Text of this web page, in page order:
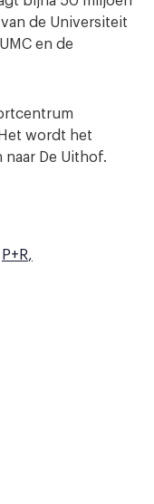
de Universiteit
en de
wordt het
De Uithof.
P+R